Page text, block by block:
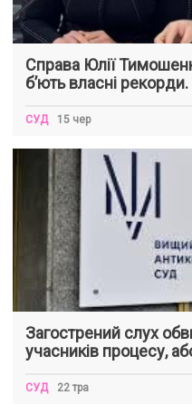
Справа Юлії
б’ють власні
СУД 15 чер
Загострений слух
учасників процесу,
СУД 22 тра